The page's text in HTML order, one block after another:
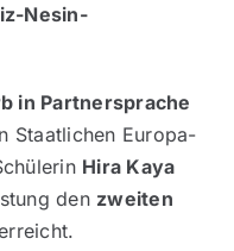
Nesin-
in Partnersprache
Staatlichen Europa-
Hira Kaya
den zweiten